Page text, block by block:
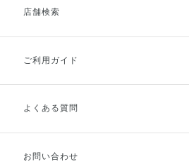
店舗検索
ご利用ガイド
ご利用ガイドトップ
お支払方法
よくある質問
お問い合わせ